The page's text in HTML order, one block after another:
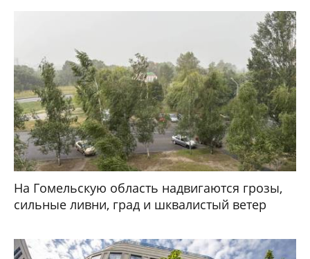
На Гомельскую область надвигаются грозы,
сильные ливни, град и шквалистый ветер